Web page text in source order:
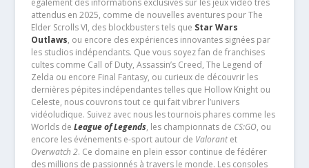
également des informations exclusives sur les jeux vidéo très
attendus en 2025, comme de nouvelles aventures pour The
Elder Scrolls VI, des blockbusters tels que Star Wars
Outlaws, ou encore des expériences innovantes signées par
les studios indépendants. Que vous soyez fan de franchises
cultes comme Call of Duty, Assassin’s Creed, The Legend of
Zelda ou encore Final Fantasy, ou curieux de découvrir les
dernières pépites indépendantes telles que Hollow Knight ou
Celeste, nous couvrons tout ce qui fait vibrer l’univers
vidéoludique. Suivez avec nous les tournois phares comme les
Worlds de League of Legends, les championnats de CS:GO, ou
encore les événements e-sport autour de Valorantet
Overwatch 2. Ce domaine en plein essor continue de fédérer
des millions de passionnés à travers le monde. Les consoles